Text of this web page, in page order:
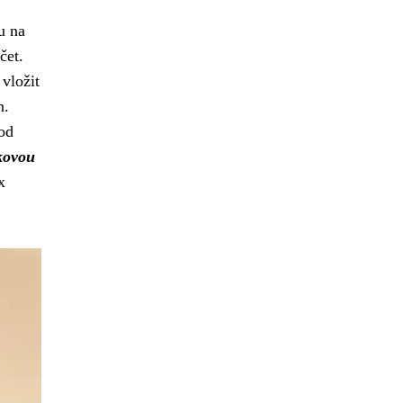
na
vložit